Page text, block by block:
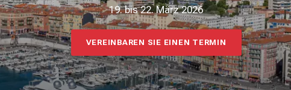
19. bis 22. März 2026
VEREINBAREN SIE EINEN TERMIN